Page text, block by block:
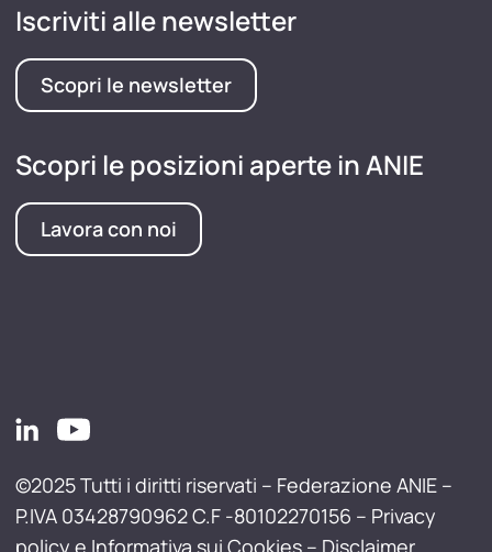
Iscriviti alle newsletter
Scopri le newsletter
Scopri le posizioni aperte in ANIE
Lavora con noi
©2025 Tutti i diritti riservati – Federazione ANIE –
P.IVA 03428790962 C.F -80102270156 – Privacy